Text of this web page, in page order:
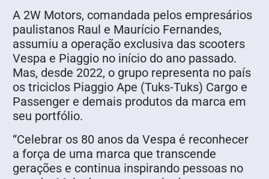
A 2W Motors, comandada pelos empresários
paulistanos Raul e Maurício Fernandes,
assumiu a operação exclusiva das scooters
Vespa e Piaggio no início do ano passado.
Mas, desde 2022, o grupo representa no país
os triciclos Piaggio Ape (Tuks-Tuks) Cargo e
Passenger e demais produtos da marca em
seu portfólio.
“Celebrar os 80 anos da Vespa é reconhecer
a força de uma marca que transcende
gerações e continua inspirando pessoas no